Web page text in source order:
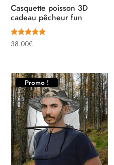
Casquette poisson 3D
cadeau pêcheur fun
Note
5.00
38.00€
Promo !